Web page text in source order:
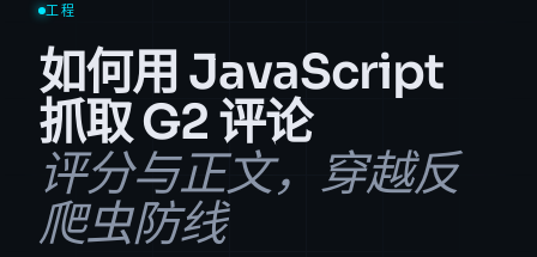
工程
如何用 JavaScript
抓取 G2 评论
评分与正文，穿越反
爬虫防线